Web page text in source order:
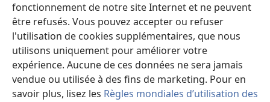
fonctionnement de notre site Internet et ne peuvent
être refusés. Vous pouvez accepter ou refuser
l'utilisation de cookies supplémentaires, que nous
utilisons uniquement pour améliorer votre
expérience. Aucune de ces données ne sera jamais
vendue ou utilisée à des fins de marketing. Pour en
savoir plus, lisez les Règles mondiales d’utilisation des
Te mau ô
(opens
new
window)VAIRAA PAPAI NATIRARA Watchtower
(opens
new
window)JW Hub ®
(opens
new